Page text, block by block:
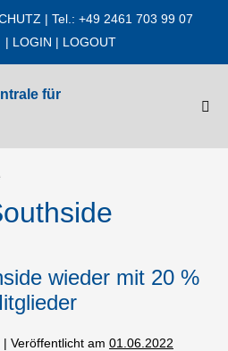
| Tel.: +49 2461 703 99 07
| LOGIN | LOGOUT
wieder mit 20 %
| Veröffentlicht am 01.06.2022